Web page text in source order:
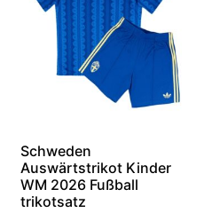
Schweden
Auswärtstrikot Kinder
WM 2026 Fußball
trikotsatz